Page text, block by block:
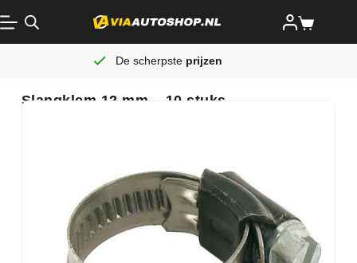
De scherpste prijzen
Slangklem 12 mm – 10 stuks